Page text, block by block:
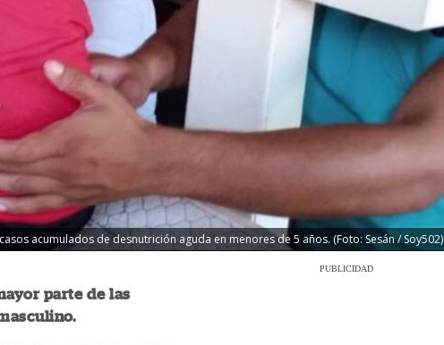
acumulados de desnutrición aguda en menores de 5 años. (Foto: Sesán / Soy502)
parte de las
PUBLICIDAD